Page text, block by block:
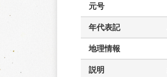
元号
年代表記
地理情報
説明